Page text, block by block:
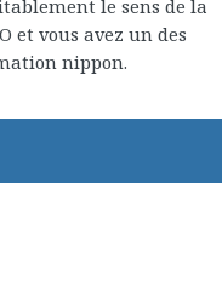
le sens de la
et vous avez un des
nippon.